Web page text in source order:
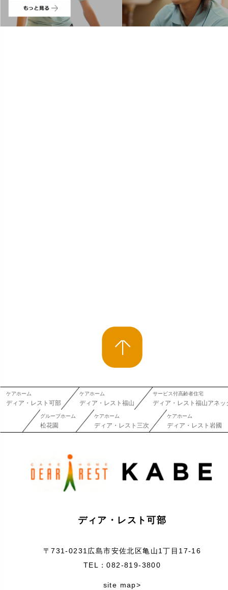
ケアホーム
ディア・レスト可部
ケアホーム
ディア・レスト福山
サービス付高齢者住宅
ディア・レスト福山アネッ
グループホーム
松花園
ケアホーム
ディア・レスト三次
ケアホーム
ディア・レスト岩國
ディア・レスト可部
〒731-0231広島市安佐北区亀山1丁目17-16
TEL：082-819-3800
site map>